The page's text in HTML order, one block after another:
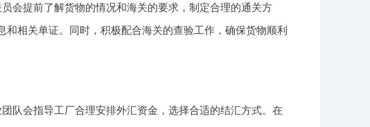
会提前了解货物的情况和海关的要求，制定合理的通关方
相关单证。同时，积极配合海关的查验工作，确保货物顺利
队会指导工厂合理安排外汇资金，选择合适的结汇方式。在